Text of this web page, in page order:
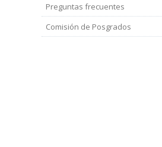
Preguntas frecuentes
Comisión de Posgrados